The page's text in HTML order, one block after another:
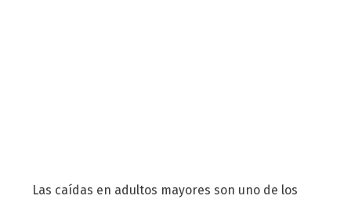
Las caídas en adultos mayores son uno de los